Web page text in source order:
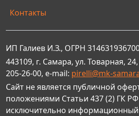
Контакты
ИП Галиев И.З., ОГРН
443109, г. Самара, ул. Товарная,
205-26-00, e-mail: pirelli@mk-
Сайт не является публичной
положениями Статьи 437 (2) ГК
исключительно информационный